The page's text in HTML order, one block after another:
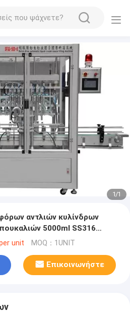
1/1
αντλιών κυλίνδρων
5000ml SS316
unit MOQ：1UNIT
Επικοινωνήστε